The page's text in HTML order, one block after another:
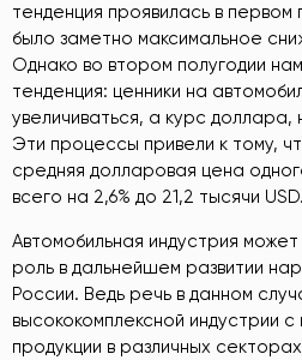
тенденция проявилась в первом
было заметно максимальное
Однако во втором полугодии
тенденция: ценники на
увеличиваться, а курс
Эти процессы привели к тому,
средняя долларовая цена
всего на 2,6% до 21,2 тысячи USD.
Автомобильная индустрия
роль в дальнейшем развитии
России. Ведь речь в данном
высококомплексной индустрии с
продукции в различных